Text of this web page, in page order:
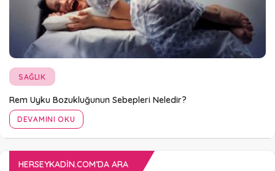
SAĞLIK
Rem Uyku Bozukluğunun Sebepleri Neledir?
DEVAMINI OKU
HERSEYKADIN.COM’DA ARA